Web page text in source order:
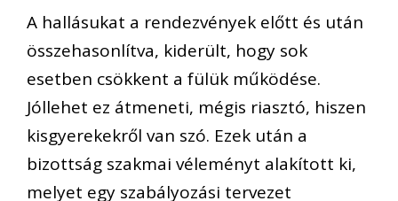
A hallásukat a rendezvények előtt és után
összehasonlítva, kiderült, hogy sok
esetben csökkent a fülük működése.
Jóllehet ez átmeneti, mégis riasztó, hiszen
kisgyerekekről van szó. Ezek után a
bizottság szakmai véleményt alakított ki,
melyet egy szabályozási tervezet